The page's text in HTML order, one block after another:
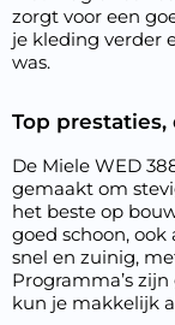
zorgt voor een
je kleding verder
was.
Top
De Miele WED
gemaakt om
het beste op
goed schoon,
snel en zuinig,
Programma’s
kun je makkelijk